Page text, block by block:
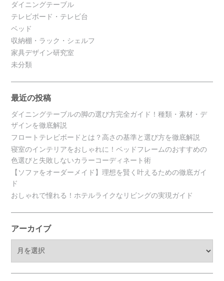
ダイニングテーブル
テレビボード・テレビ台
ベッド
収納棚・ラック・シェルフ
家具デザイン研究室
未分類
最近の投稿
ダイニングテーブルの脚の選び方完全ガイド！種類・素材・デ
ザインを徹底解説
フロートテレビボードとは？高さの基準と選び方を徹底解説
寝室のインテリアをおしゃれに！ベッドフレームのおすすめの
色選びと失敗しないカラーコーディネート術
【ソファをオーダーメイド】理想を賢く叶えるための徹底ガイ
ド
おしゃれで憧れる！ホテルライクなリビングの実現ガイド
アーカイブ